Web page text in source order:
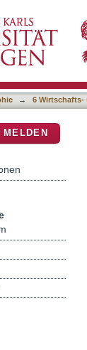
→ 6 Wirtschafts-